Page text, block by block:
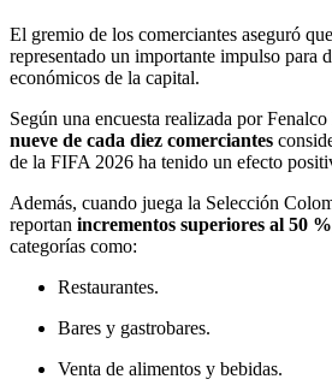
El gremio de los comerciantes aseguró
representado un importante impulso para
económicos de la capital.
Según una encuesta realizada por
nueve de cada diez comerciantes
de la FIFA 2026 ha tenido un efecto
Además, cuando juega la Selección
reportan incrementos superiores al 50 %
categorías como:
Restaurantes.
Bares y gastrobares.
Venta de alimentos y bebidas.